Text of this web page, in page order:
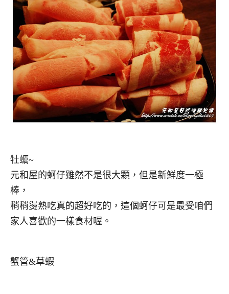
牡蠣~
元和屋的蚵仔雖然不是很大顆，但是新鮮度一極
棒，
稍稍燙熟吃真的超好吃的，這個蚵仔可是最受咱們
家人喜歡的一樣食材喔。
蟹管&草蝦